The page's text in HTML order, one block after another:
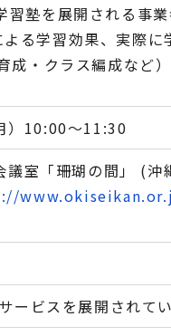
塾を展開される事
る学習効果、実際
・クラス編成など）
）10:00～11:30
議室「珊瑚の間」 (
ービスを展開されて